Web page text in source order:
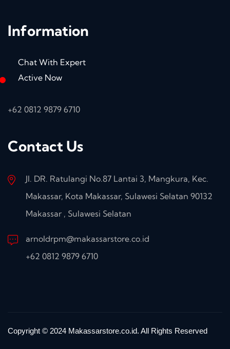
Information
Chat With Expert
Active Now
+62 0812 9879 6710
Contact Us
Jl. DR. Ratulangi No.87 Lantai 3, Mangkura, Kec.
Makassar, Kota Makassar, Sulawesi Selatan 90132
Makassar , Sulawesi Selatan
arnoldrpm@makassarstore.co.id
+62 0812 9879 6710
Copyright © 2024 Makassarstore.co.id. All Rights Reserved